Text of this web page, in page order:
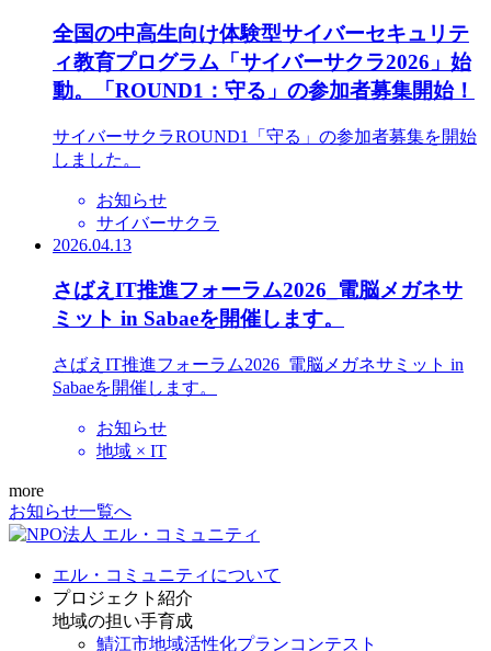
全国の中高生向け体験型サイバーセキュリテ
ィ教育プログラム「サイバーサクラ2026」始
動。「ROUND1：守る」の参加者募集開始！
サイバーサクラROUND1「守る」の参加者募集を開始
しました。
お知らせ
サイバーサクラ
2026.04.13
さばえIT推進フォーラム2026_電脳メガネサ
ミット in Sabaeを開催します。
さばえIT推進フォーラム2026_電脳メガネサミット in
Sabaeを開催します。
お知らせ
地域 × IT
more
お知らせ一覧へ
エル・コミュニティについて
プロジェクト紹介
地域の担い手育成
鯖江市地域活性化プランコンテスト